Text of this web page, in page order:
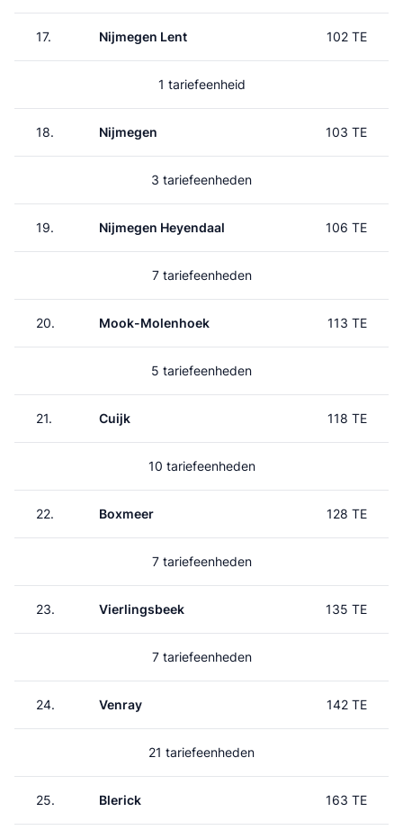
17. Nijmegen Lent 102 TE
1 tariefeenheid
18. Nijmegen 103 TE
3 tariefeenheden
19. Nijmegen Heyendaal 106 TE
7 tariefeenheden
20. Mook-Molenhoek 113 TE
5 tariefeenheden
21. Cuijk 118 TE
10 tariefeenheden
22. Boxmeer 128 TE
7 tariefeenheden
23. Vierlingsbeek 135 TE
7 tariefeenheden
24. Venray 142 TE
21 tariefeenheden
25. Blerick 163 TE